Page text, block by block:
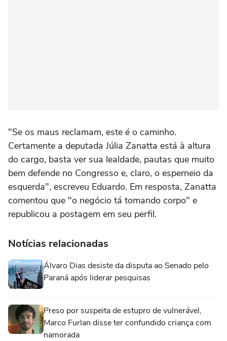
"Se os maus reclamam, este é o caminho.
Certamente a deputada Júlia Zanatta está à altura
do cargo, basta ver sua lealdade, pautas que muito
bem defende no Congresso e, claro, o esperneio da
esquerda", escreveu Eduardo. Em resposta, Zanatta
comentou que "o negócio tá tomando corpo" e
republicou a postagem em seu perfil.
Notícias relacionadas
Álvaro Dias desiste da disputa ao Senado pelo
Paraná após liderar pesquisas
Preso por suspeita de estupro de vulnerável,
Marco Furlan disse ter confundido criança com
namorada